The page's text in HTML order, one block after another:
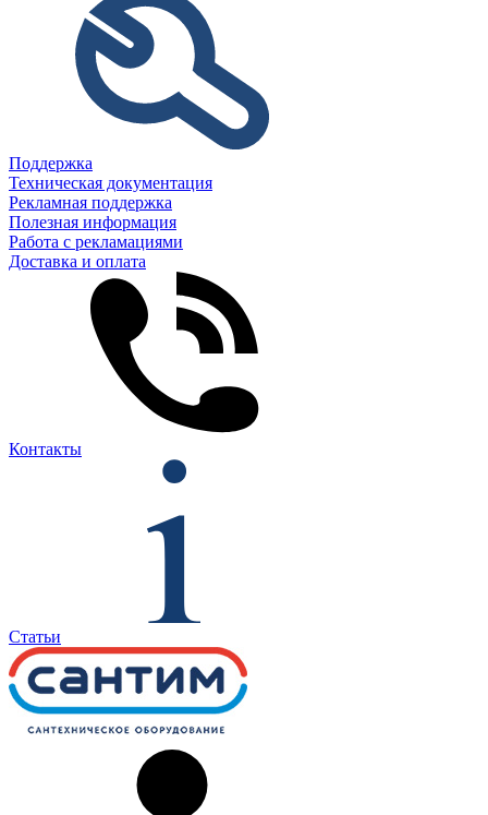
Поддержка
Техническая документация
Рекламная поддержка
Полезная информация
Работа с рекламациями
Доставка и оплата
Контакты
Статьи